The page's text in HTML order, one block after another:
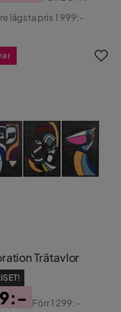
lägsta pris 1 999:-
Trätavlor
Förr1 299:-